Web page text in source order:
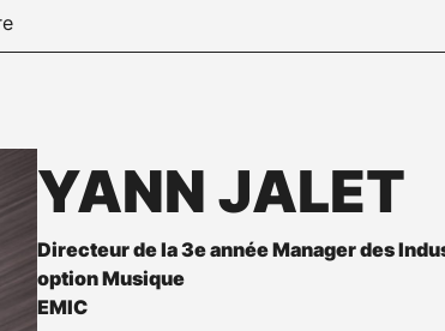
YANN JALET
Directeur de la 3e année Manager des
option Musique
EMIC